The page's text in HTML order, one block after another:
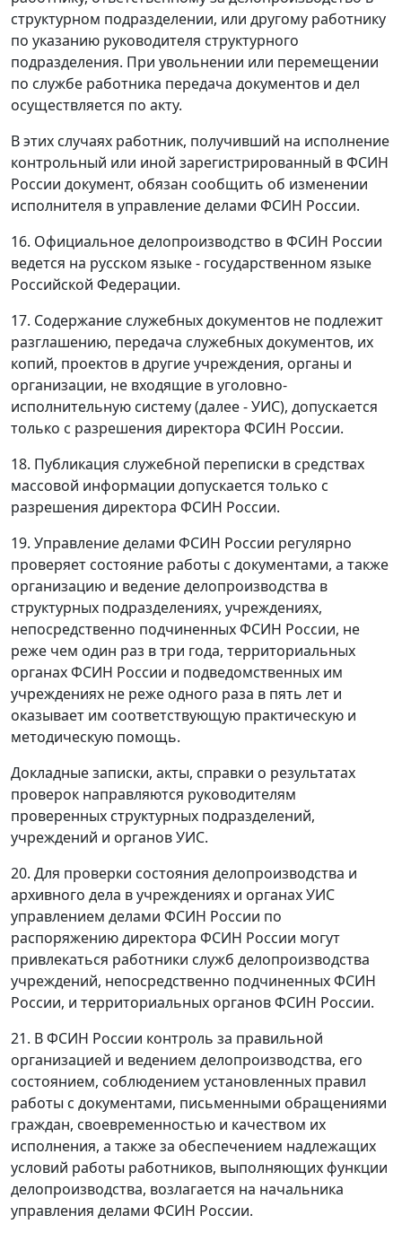
структурном подразделении, или другому работнику
по указанию руководителя структурного
подразделения. При увольнении или перемещении
по службе работника передача документов и дел
осуществляется по акту.
В этих случаях работник, получивший на исполнение
контрольный или иной зарегистрированный в ФСИН
России документ, обязан сообщить об изменении
исполнителя в управление делами ФСИН России.
16. Официальное делопроизводство в ФСИН России
ведется на русском языке - государственном языке
Российской Федерации.
17. Содержание служебных документов не подлежит
разглашению, передача служебных документов, их
копий, проектов в другие учреждения, органы и
организации, не входящие в уголовно-
исполнительную систему (далее - УИС), допускается
только с разрешения директора ФСИН России.
18. Публикация служебной переписки в средствах
массовой информации допускается только с
разрешения директора ФСИН России.
19. Управление делами ФСИН России регулярно
проверяет состояние работы с документами, а также
организацию и ведение делопроизводства в
структурных подразделениях, учреждениях,
непосредственно подчиненных ФСИН России, не
реже чем один раз в три года, территориальных
органах ФСИН России и подведомственных им
учреждениях не реже одного раза в пять лет и
оказывает им соответствующую практическую и
методическую помощь.
Докладные записки, акты, справки о результатах
проверок направляются руководителям
проверенных структурных подразделений,
учреждений и органов УИС.
20. Для проверки состояния делопроизводства и
архивного дела в учреждениях и органах УИС
управлением делами ФСИН России по
распоряжению директора ФСИН России могут
привлекаться работники служб делопроизводства
учреждений, непосредственно подчиненных ФСИН
России, и территориальных органов ФСИН России.
21. В ФСИН России контроль за правильной
организацией и ведением делопроизводства, его
состоянием, соблюдением установленных правил
работы с документами, письменными обращениями
граждан, своевременностью и качеством их
исполнения, а также за обеспечением надлежащих
условий работы работников, выполняющих функции
делопроизводства, возлагается на начальника
управления делами ФСИН России.